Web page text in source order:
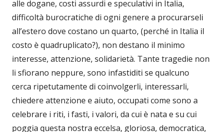
alle dogane, costi assurdi e speculativi in Italia,
difficoltà burocratiche di ogni genere a procurarseli
all’estero dove costano un quarto, (perché in Italia il
costo è quadruplicato?), non destano il minimo
interesse, attenzione, solidarietà. Tante tragedie non
li sfiorano neppure, sono infastiditi se qualcuno
cerca ripetutamente di coinvolgerli, interessarli,
chiedere attenzione e aiuto, occupati come sono a
celebrare i riti, i fasti, i valori, da cui è nata e su cui
poggia questa nostra eccelsa, gloriosa, democratica,